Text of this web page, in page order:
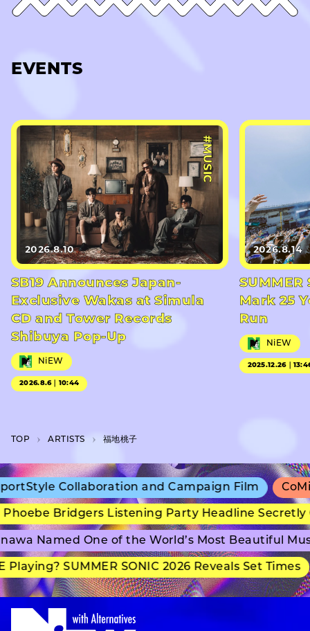
EVENTS
#MUSIC
2026.8.10
SB19 Announces Japan-
Exclusive Wakas at Simula
CD and Tower Records
Shibuya Pop-Up
NiEW
2026.8.6｜10:44
2026.8.14
SUMMER
Mark 25
Run
NiEW
2025.12.26｜
TOP A­R­T­I­S­T­S 福地桃⼦
Collaboration and Campaign Film CoMix
Bridgers Listening Party Headline Secretly
Named One of the World’s Most Beautiful
SUMMER SONIC 2026 Reveals Set Times